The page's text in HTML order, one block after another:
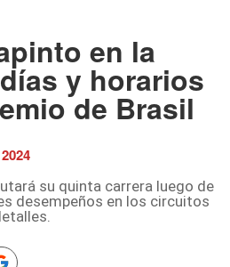
en la
y horarios
de Brasil
su quinta carrera luego de
desempeños en los circuitos